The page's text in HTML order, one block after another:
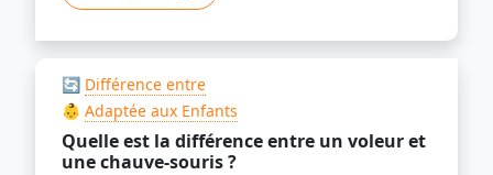
🔄 Différence entre
👶 Adaptée aux Enfants
Quelle est la différence entre un voleur et
une chauve-souris ?